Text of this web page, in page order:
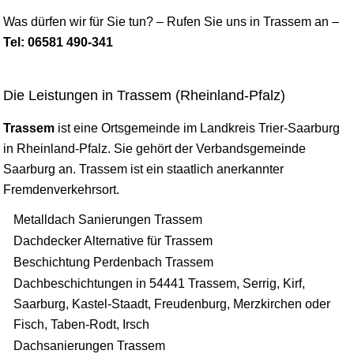
Was dürfen wir für Sie tun? – Rufen Sie uns in Trassem an –
Tel: 06581 490-341
Die Leistungen in Trassem (Rheinland-Pfalz)
Trassem ist eine Ortsgemeinde im Landkreis Trier-Saarburg
in Rheinland-Pfalz. Sie gehört der Verbandsgemeinde
Saarburg an. Trassem ist ein staatlich anerkannter
Fremdenverkehrsort.
Metalldach Sanierungen Trassem
Dachdecker Alternative für Trassem
Beschichtung Perdenbach Trassem
Dachbeschichtungen in 54441 Trassem, Serrig, Kirf,
Saarburg, Kastel-Staadt, Freudenburg, Merzkirchen oder
Fisch, Taben-Rodt, Irsch
Dachsanierungen Trassem